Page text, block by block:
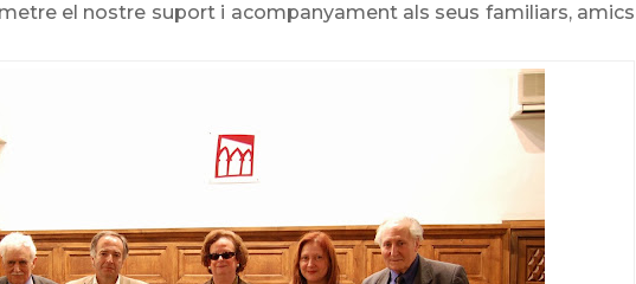
el nostre suport i acompanyament als seus familiars, amics